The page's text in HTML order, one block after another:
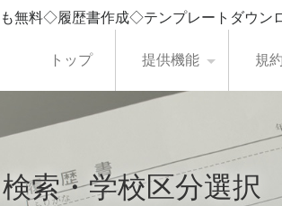
無料◇履歴書作成◇テンプレートダウ
トップ 提供機能 規
索・学校区分選択